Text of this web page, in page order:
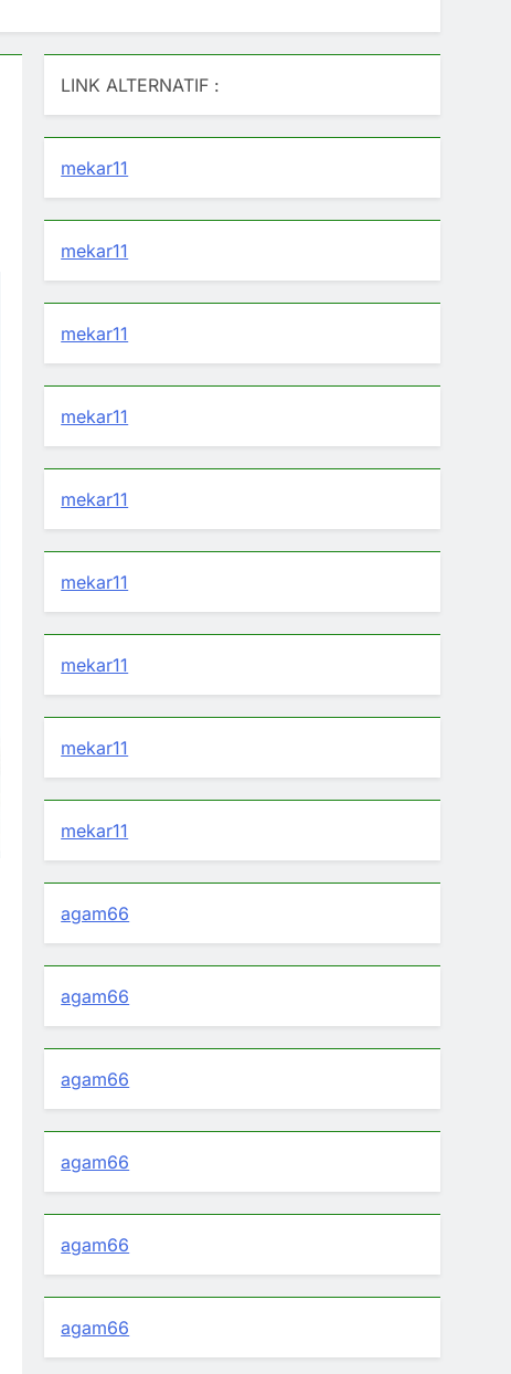
LINK ALTERNATIF :
mekar11
mekar11
mekar11
mekar11
mekar11
mekar11
mekar11
mekar11
mekar11
agam66
agam66
agam66
agam66
agam66
agam66